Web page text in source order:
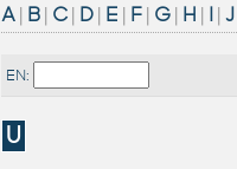
A| B| C| D| E | F| G| H | I | J
EN:
U